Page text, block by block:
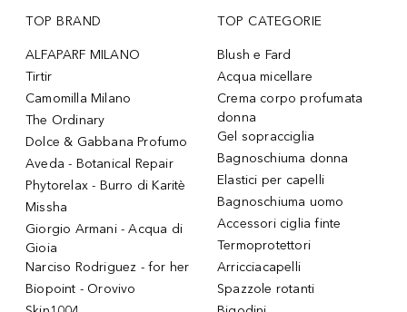
TOP BRAND
ALFAPARF MILANO
Tirtir
Camomilla Milano
The Ordinary
Dolce & Gabbana Profumo
Aveda - Botanical Repair
Phytorelax - Burro di Karitè
Missha
Giorgio Armani - Acqua di
Gioia
Narciso Rodriguez - for her
Biopoint - Orovivo
TOP CATEGORIE
Blush e Fard
Acqua micellare
Crema corpo profumata
donna
Gel sopracciglia
Bagnoschiuma donna
Elastici per capelli
Bagnoschiuma uomo
Accessori ciglia finte
Termoprotettori
Arricciacapelli
Spazzole rotanti